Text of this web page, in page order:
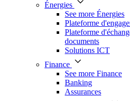
Énergies
See more Énergies
Plateforme
Plateforme
documents
Solutions ICT
Finance
See more Finance
Banking
Assurances